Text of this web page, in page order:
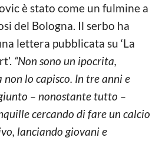
è stato come un fulmine a
del Bologna. Il serbo ha
lettera pubblicata su ‘La
“Non sono un ipocrita,
non lo capisco. In tre anni e
– nonostante tutto –
cercando di fare un calcio
lanciando giovani e